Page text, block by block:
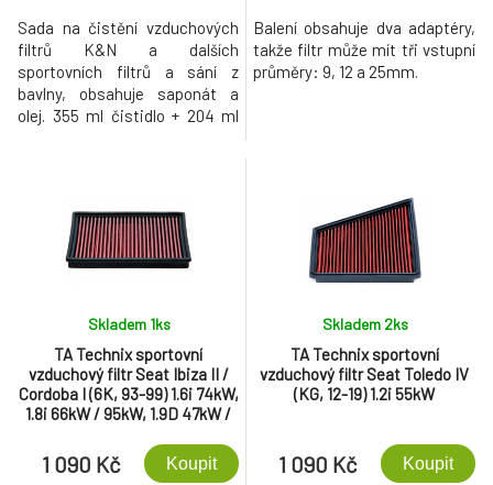
Sada na čistění vzduchových
filtrů K&N a dalších
sportovních filtrů a sání z
bavlny, obsahuje saponát a
olej. 355 ml čistidlo + 204 ml
Balení obsahuje dva adaptéry,
takže filtr může mít tři vstupní
průměry: 9, 12 a 25mm.
TA Technix sportovní
vzduchový filtr Seat Ibiza II /
Cordoba I (6K, 93-99) 1.6i 74kW,
1.8i 66kW / 95kW, 1.9D 47kW /
66kW / 81kW, 2.0l - 85kW /
110kW
Skladem 1ks
1 090 Kč Koupit
TA Technix sportovní
vzduchový filtr Seat Toledo IV
(KG, 12-19) 1.2i 55kW
Skladem 2ks
1 090 Kč Koupit